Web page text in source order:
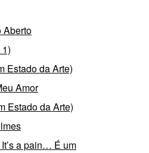
Aberto
Estado da Arte)
Amor
Estado da Arte)
a pain… É um